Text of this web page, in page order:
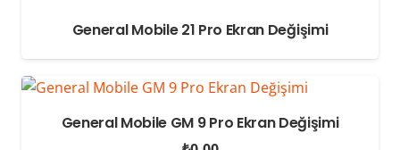
General Mobile 21 Pro Ekran Değişimi
General Mobile GM 9 Pro Ekran Değişimi